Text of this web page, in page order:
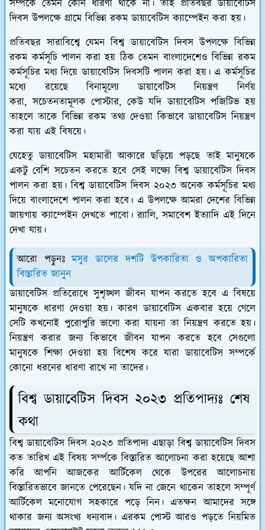
সম্পর্কে তেমন কোন ধারণা থাকে না। তাই প্রতিবছর ডায়াবেটিস
দিবস উপলক্ষে গ্রামে বিভিন্ন রকম ডায়াবেটিস ক্যাম্পেইন করা হয়।
প্রতিবছর সারাবিশ্বে যেমন বিশ্ব ডায়াবেটিস দিবস উপলক্ষে বিভিন্ন
রকম কর্মসূচি পালন করা হয় ঠিক তেমন বাংলাদেশেও বিভিন্ন রকম
কর্মসূচির মধ্য দিয়ে ডায়াবেটিস দিবসটি পালন করা হয়। এ কর্মসূচির
মধ্যে রয়েছে বিনামূল্যে ডায়াবেটিস নিয়ন্ত্রণ নির্ণয়
করা, সচেতনতামূলক পোস্টার, কেউ যদি ডায়াবেটিস পজিটিভ হয়
তাহলে তাকে বিভিন্ন রকম তথ্য দেওয়া কিভাবে ডায়াবেটিস নিয়ন্ত্রণ
করা যায় এই বিষয়ে।
যেহেতু ডায়াবেটিস মহামারী আকারে ছড়িয়ে পড়ছে তাই মানুষকে
একটু বেশি সচেতন করতে হবে সেই লক্ষ্যে বিশ্ব ডায়াবেটিস দিবস
পালন করা হয়। বিশ্ব ডায়াবেটিস দিবস ২০২৩ অনেক কর্মসূচির মধ্য
দিয়ে বাংলাদেশে পালন করা হবে। এ উপলক্ষে আমরা দেশের বিভিন্ন
জায়গায় ক্যাম্পেইন দেখতে পাবো। র‍্যালি, সমাবেশ ইত্যাদি এই দিনে
দেখা যায়।
আরো পড়ুনঃমসুর ডালের দশটি উপকারিতা ও অপকারিতা
বিস্তারিত জানুন
ডায়াবেটিস প্রতিরোধে সুশৃঙ্খল জীবন যাপন করতে হবে এ বিষয়ে
মানুষকে ধারণা দেওয়া হয়। কারণ ডায়াবেটিস একবার হয়ে গেলে
সেটি কখনোই পুরোপুরি ভালো করা যায়না তা নিয়ন্ত্রণ করতে হয়।
নিয়ন্ত্রণ করার জন্য কিভাবে জীবন যাপন করতে হবে সেগুলো
মানুষকে শিক্ষা দেওয়া হয় বিশেষ করে যারা ডায়াবেটিস সম্পর্কে
কোনো ধরনের ধারণা রাখে না তাদের।
বিশ্ব ডায়াবেটিস দিবস ২০২৩ প্রতিপাদ্যঃ শেষ
কথা
বিশ্ব ডায়াবেটিস দিবস ২০২৩ প্রতিপাদ্য এছাড়া বিশ্ব ডায়াবেটিস দিবস
কত তারিখ এই বিষয় সর্ম্পকে বিস্তারিত আলোচনা করা হয়েছে আশা
করি আপনি আজকের আর্টিকেল থেকে উপরের আলোচনায়
বিস্তারিতভাবে জানতে পেরেছেন। যদি না জেনে থাকেন তাহলে সম্পূর্ণ
আর্টিকেল মনোযোগ সহকারে পড়ে নিন। এতক্ষন আমাদের সঙ্গে
থাকার জন্য অসংখ্য ধন্যবাদ। এরকম পোস্ট আরও পড়তে নিয়মিত